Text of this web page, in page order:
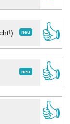
neu
👍
neu
👍
👍